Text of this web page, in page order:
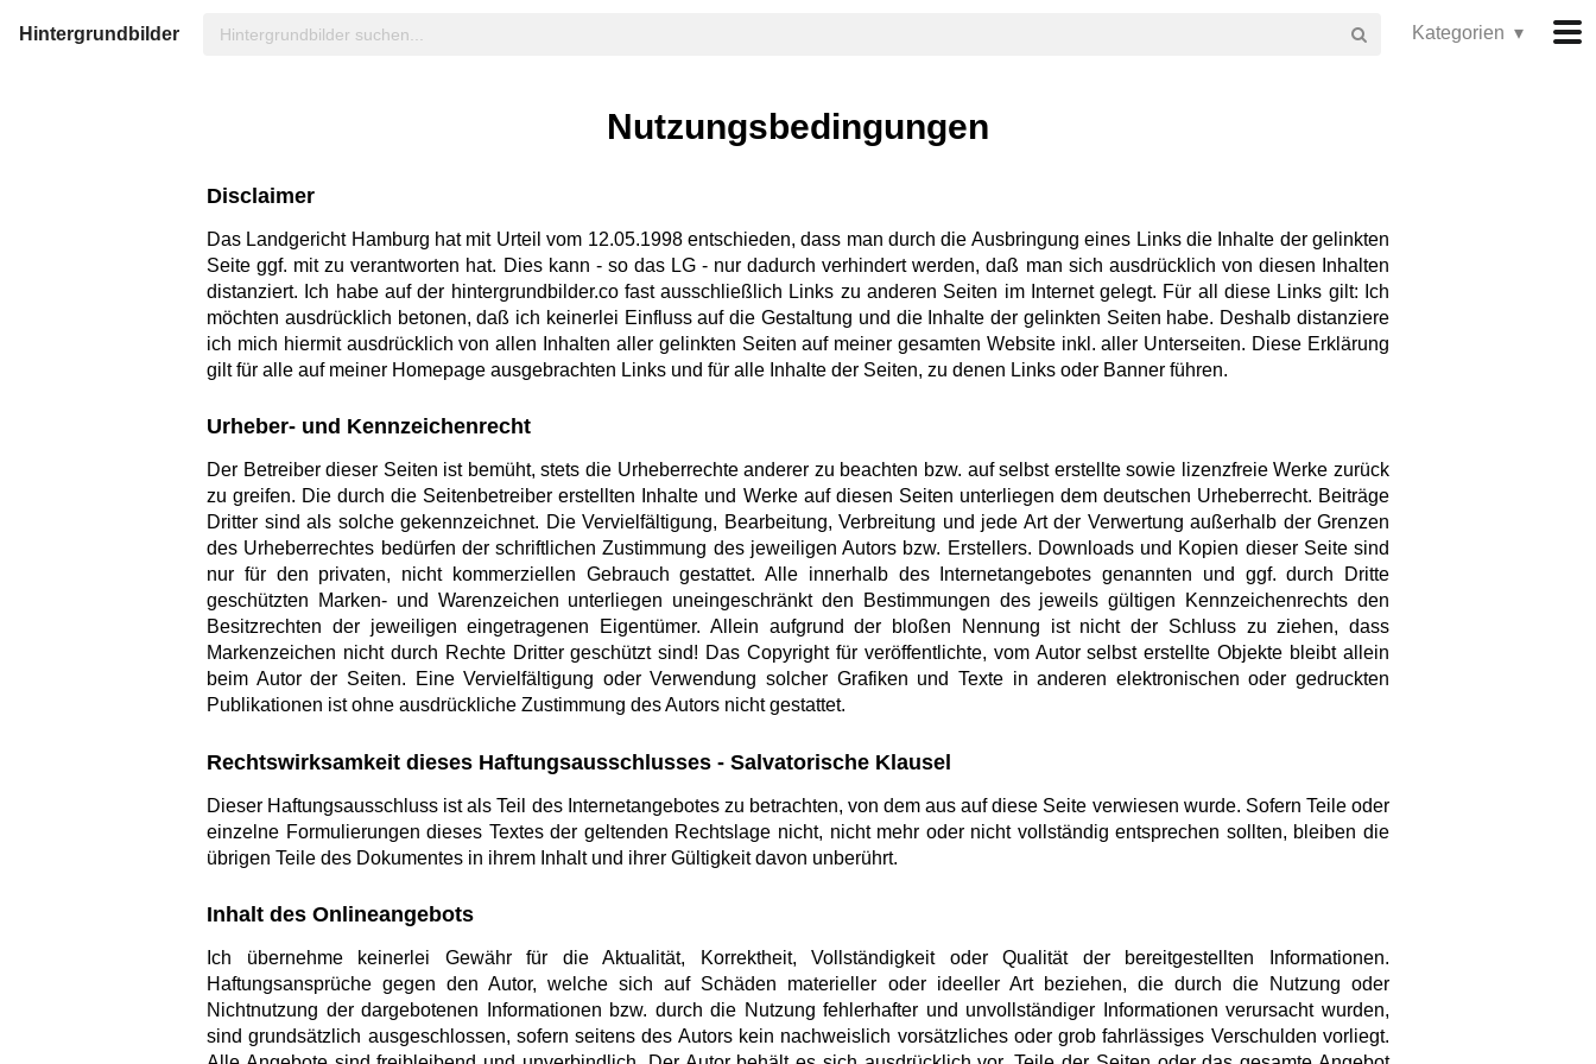
Hintergrundbilder Kategorien ▾
Nutzungsbedingungen
Disclaimer
Das Landgericht Hamburg hat mit Urteil vom 12.05.1998 entschieden, dass man durch die Ausbringung eines Links die Inhalte der gelinkten
Seite ggf. mit zu verantworten hat. Dies kann - so das LG - nur dadurch verhindert werden, daß man sich ausdrücklich von diesen Inhalten
distanziert. Ich habe auf der hintergrundbilder.co fast ausschließlich Links zu anderen Seiten im Internet gelegt. Für all diese Links gilt: Ich
möchten ausdrücklich betonen, daß ich keinerlei Einfluss auf die Gestaltung und die Inhalte der gelinkten Seiten habe. Deshalb distanziere
ich mich hiermit ausdrücklich von allen Inhalten aller gelinkten Seiten auf meiner gesamten Website inkl. aller Unterseiten. Diese Erklärung
gilt für alle auf meiner Homepage ausgebrachten Links und für alle Inhalte der Seiten, zu denen Links oder Banner führen.
Urheber- und Kennzeichenrecht
Der Betreiber dieser Seiten ist bemüht, stets die Urheberrechte anderer zu beachten bzw. auf selbst erstellte sowie lizenzfreie Werke zurück
zu greifen. Die durch die Seitenbetreiber erstellten Inhalte und Werke auf diesen Seiten unterliegen dem deutschen Urheberrecht. Beiträge
Dritter sind als solche gekennzeichnet. Die Vervielfältigung, Bearbeitung, Verbreitung und jede Art der Verwertung außerhalb der Grenzen
des Urheberrechtes bedürfen der schriftlichen Zustimmung des jeweiligen Autors bzw. Erstellers. Downloads und Kopien dieser Seite sind
nur für den privaten, nicht kommerziellen Gebrauch gestattet. Alle innerhalb des Internetangebotes genannten und ggf. durch Dritte
geschützten Marken- und Warenzeichen unterliegen uneingeschränkt den Bestimmungen des jeweils gültigen Kennzeichenrechts den
Besitzrechten der jeweiligen eingetragenen Eigentümer. Allein aufgrund der bloßen Nennung ist nicht der Schluss zu ziehen, dass
Markenzeichen nicht durch Rechte Dritter geschützt sind! Das Copyright für veröffentlichte, vom Autor selbst erstellte Objekte bleibt allein
beim Autor der Seiten. Eine Vervielfältigung oder Verwendung solcher Grafiken und Texte in anderen elektronischen oder gedruckten
Publikationen ist ohne ausdrückliche Zustimmung des Autors nicht gestattet.
Rechtswirksamkeit dieses Haftungsausschlusses - Salvatorische Klausel
Dieser Haftungsausschluss ist als Teil des Internetangebotes zu betrachten, von dem aus auf diese Seite verwiesen wurde. Sofern Teile oder
einzelne Formulierungen dieses Textes der geltenden Rechtslage nicht, nicht mehr oder nicht vollständig entsprechen sollten, bleiben die
übrigen Teile des Dokumentes in ihrem Inhalt und ihrer Gültigkeit davon unberührt.
Inhalt des Onlineangebots
Ich übernehme keinerlei Gewähr für die Aktualität, Korrektheit, Vollständigkeit oder Qualität der bereitgestellten Informationen.
Haftungsansprüche gegen den Autor, welche sich auf Schäden materieller oder ideeller Art beziehen, die durch die Nutzung oder
Nichtnutzung der dargebotenen Informationen bzw. durch die Nutzung fehlerhafter und unvollständiger Informationen verursacht wurden,
sind grundsätzlich ausgeschlossen, sofern seitens des Autors kein nachweislich vorsätzliches oder grob fahrlässiges Verschulden vorliegt.